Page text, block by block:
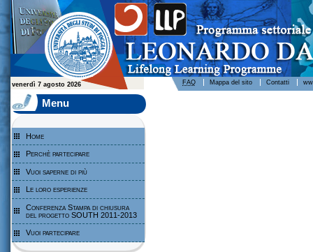
Leonardo da Vinci - Programma per l'apprendimento permanente - Università degli Studi di Foggia
venerdì 7 agosto 2026 FAQ Mappa del sito Contatti
Menu
Home
Perchè partecipare
Vuoi saperne di più
Le loro esperienze
Conferenza Stampa di chiusura
del progetto SOUTH 2011-2013
Vuoi partecipare